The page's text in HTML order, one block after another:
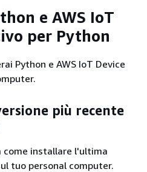
e AWS IoT
per Python
Python e AWS IoT Device
più recente
come installare l'ultima
tuo personal computer.